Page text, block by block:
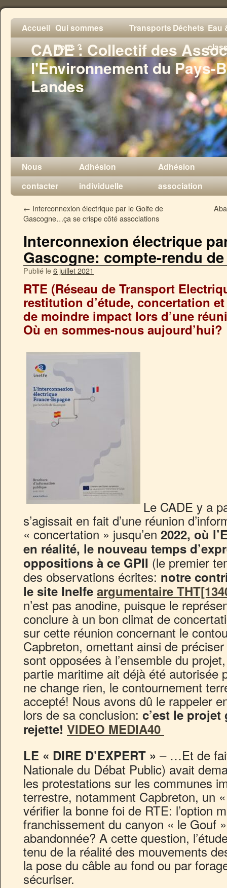
CADE : Collectif des
l'Environnement du Pays-
Landes
Accueil Qui sommes
nous ?
TransportsDéchets Eau
Nous
contacter
Adhésion
individuelle
Adhésion
association
← Interconnexion électrique par le Golfe de
Gascogne…ça se crispe côté associations
Interconnexion électrique
Gascogne: compte-rendu
Publié le6 juillet 2021
RTE (Réseau de Transport
restitution d’étude, concertation
de moindre impact lors d’une
Où en sommes-nous aujourd’hui?
Le CADE y a
s’agissait en fait d’une réunion
« concertation » jusqu’en 2022, où
en réalité, le nouveau temps
oppositions à ce GPII (le premier
des observations écrites: notre
le site Inelfe argumentaire
n’est pas anodine, puisque le
conclure à un bon climat de
sur cette réunion concernant le
Capbreton, omettant ainsi de
sont opposées à l’ensemble du
partie maritime ait déjà été autorisée
ne change rien, le contournement
accepté! Nous avons dû le rappeler
lors de sa conclusion: c’est le projet
rejette! VIDEO MEDIA40
LE « DIRE D’EXPERT » – …Et de
Nationale du Débat Public) avait
les protestations sur les communes
terrestre, notamment Capbreton, un
vérifier la bonne foi de RTE: l’option
franchissement du canyon « le Gouf
abandonnée? A cette question,
tenu de la réalité des mouvements
la pose du câble au fond ou par
sécuriser.